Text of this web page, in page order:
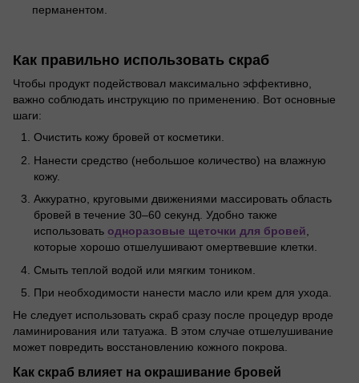
перманентом.
Как правильно использовать скраб
Чтобы продукт подействовал максимально эффективно,
важно соблюдать инструкцию по применению. Вот основные
шаги:
Очистить кожу бровей от косметики.
Нанести средство (небольшое количество) на влажную
кожу.
Аккуратно, круговыми движениями массировать область
бровей в течение 30–60 секунд. Удобно также
использовать одноразовые щеточки для бровей,
которые хорошо отшелушивают омертвевшие клетки.
Смыть теплой водой или мягким тоником.
При необходимости нанести масло или крем для ухода.
Не следует использовать скраб сразу после процедур вроде
ламинирования или татуажа. В этом случае отшелушивание
может повредить восстановлению кожного покрова.
Как скраб влияет на окрашивание бровей